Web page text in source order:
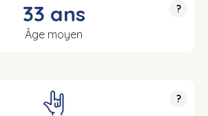
?
33 ans
Âge moyen
?